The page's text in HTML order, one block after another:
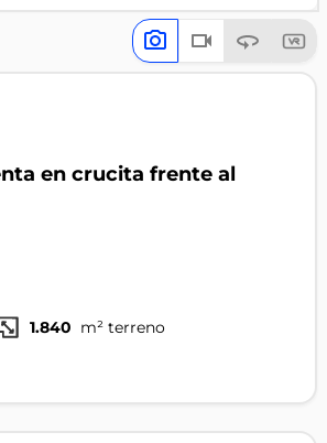
en crucita frente al
1.840 m² terreno